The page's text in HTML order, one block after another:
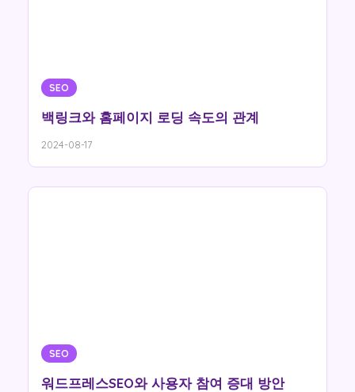
SEO
백링크와 홈페이지 로딩 속도의 관계
2024-08-17
SEO
워드프레스SEO와 사용자 참여 증대 방안